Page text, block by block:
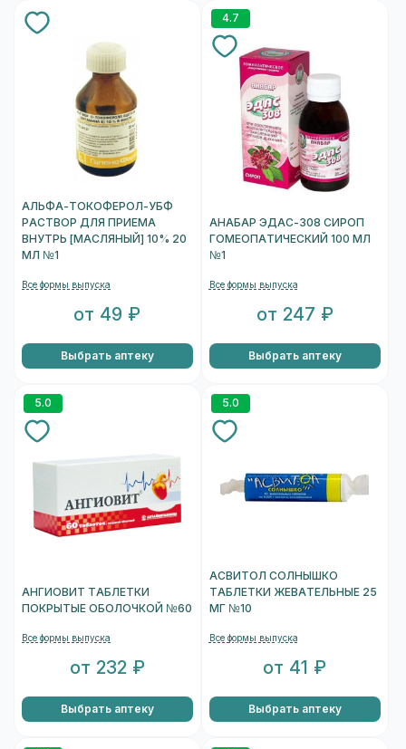
АЛЬФА-ТОКОФЕРОЛ-УБФ
РАСТВОР ДЛЯ ПРИЕМА
ВНУТРЬ [МАСЛЯНЫЙ] 10% 20
МЛ №1
Все формы выпуска
от 49 ₽
Выбрать аптеку
4.7
АНАБАР ЭДАС-308 СИРОП
ГОМЕОПАТИЧЕСКИЙ 100 МЛ
№1
Все формы выпуска
от 247 ₽
Выбрать аптеку
5.0
АНГИОВИТ ТАБЛЕТКИ
ПОКРЫТЫЕ ОБОЛОЧКОЙ №60
Все формы выпуска
от 232 ₽
Выбрать аптеку
5.0
АСВИТОЛ СОЛНЫШКО
ТАБЛЕТКИ ЖЕВАТЕЛЬНЫЕ 25
МГ №10
Все формы выпуска
от 41 ₽
Выбрать аптеку